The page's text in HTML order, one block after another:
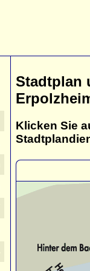
Stadtplan
Klicken Sie